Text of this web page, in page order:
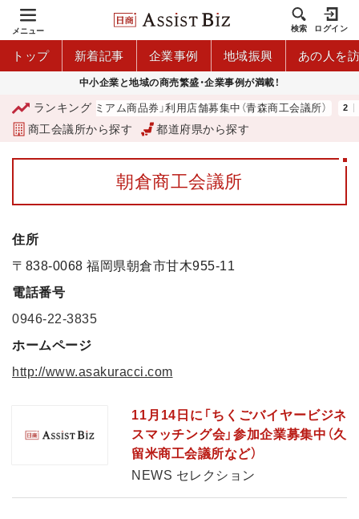
メニュー 検索 ログイン
トップ 新着記事 企業事例 地域振興 あの人を
中小企業と地域の商売繁盛・企業事例が満載！
ランキング
「青森市プレミアム商品券」利用店舗募集中（青森商工会議所）
商工会議所から探す 都道府県から探す
朝倉商工会議所
住所
〒838-0068 福岡県朝倉市甘木955-11
電話番号
0946-22-3835
ホームページ
http://www.asakuracci.com
11月14日に「ちくごバイヤービジネ
スマッチング会」参加企業募集中（久
留米商工会議所など）
NEWS セレクション